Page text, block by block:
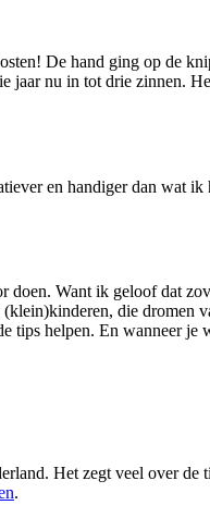
De hand ging op de
jaar nu in tot drie zinnen.
en handiger dan wat ik
Want ik geloof dat
die dromen
tips helpen. En wanneer je
Het zegt veel over
.